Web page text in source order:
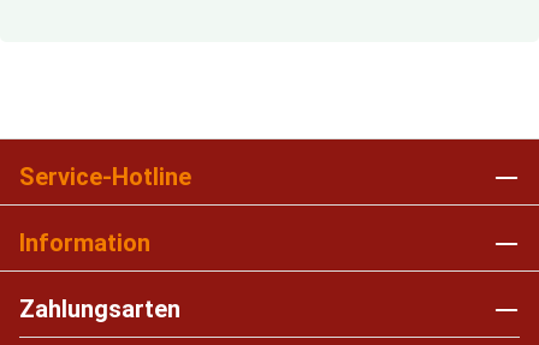
Service-Hotline
Information
Zahlungsarten